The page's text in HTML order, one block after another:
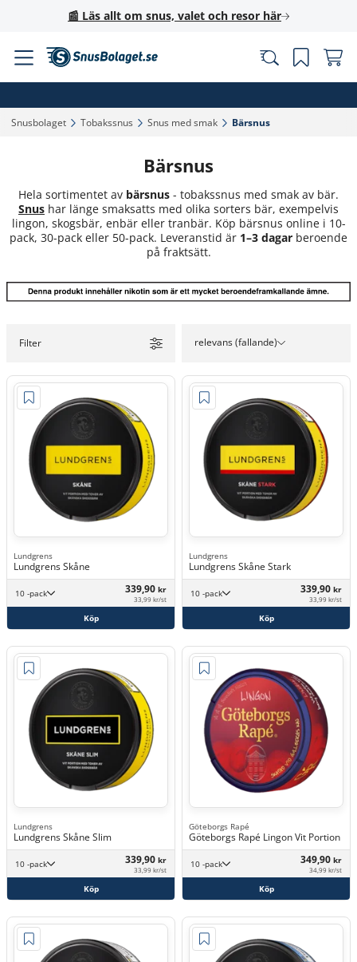
📰 Läs allt om snus, valet och resor här
Snusbolaget‎ Tobakssnus‎ Snus med smak‎ Bärsnus‎
Bärsnus
Hela sortimentet av bärsnus - tobakssnus med smak av bär.
Snus har länge smaksatts med olika sorters bär, exempelvis
lingon, skogsbär, enbär eller tranbär. Köp bärsnus online i 10-
pack, 30-pack eller 50-pack. Leveranstid är 1–3 dagar beroende
på fraktsätt.
Filter relevans (fallande)
Lundgrens
Lundgrens Skåne
10 -pack 339,90 kr
33,99 kr/st
Köp
Lundgrens
Lundgrens Skåne Stark
10 -pack 339,90 kr
33,99 kr/st
Köp
Lundgrens
Lundgrens Skåne Slim
10 -pack 339,90 kr
33,99 kr/st
Köp
Göteborgs Rapé
Göteborgs Rapé Lingon Vit Portion
10 -pack 349,90 kr
34,99 kr/st
Köp